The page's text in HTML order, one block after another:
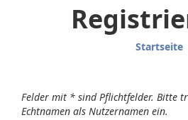
Startseite
Felder mit * sind Pflichtfelder. Bitte
Echtnamen als Nutzernamen ein.